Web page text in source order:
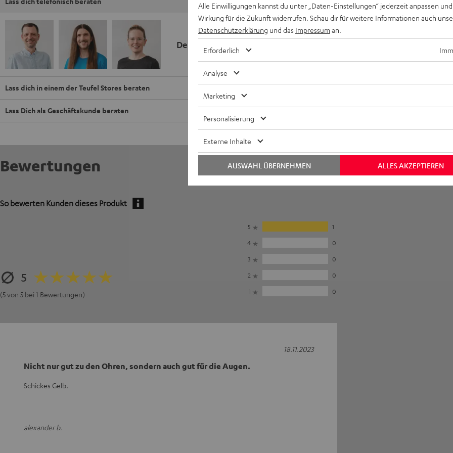
Deine Kaufberatung
Keinen Store in der Nähe? Kein Problem,
Lass dich in einem der Teufel Stores beraten
Lass Dich als Geschäftskunde beraten
Bewertungen
So bewerten Kunden dieses Produkt
5
(5 von 5 bei 1 Bewertungen)
5
1
4
0
3
0
2
0
1
0
Nicht nur gut zu den Ohren, sondern auch gut für die Augen.
Schickes Gelb.
alexander b.
18.11.2023
Alle Einwilligungen kannst du unter „Daten-Einstellungen“ jederzeit anpassen
Wirkung für die Zukunft widerrufen. Schau dir für weitere Informationen auch
Datenschutzerklärung und das Impressum an.
Erforderlich
Analyse
Marketing
Personalisierung
Externe Inhalte
ALLES AKZEPTIEREN
AUSWAHL ÜBERNEHMEN